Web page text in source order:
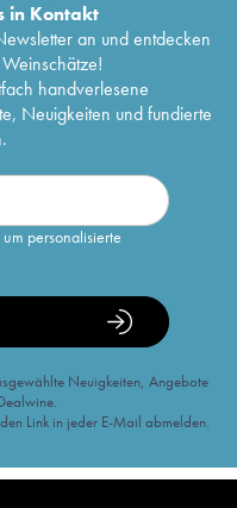
in Kontakt
an und entdecken
handverlesene
Neuigkeiten und fundierte
personalisierte
Neuigkeiten, Angebote
Link in jeder E-Mail abmelden.